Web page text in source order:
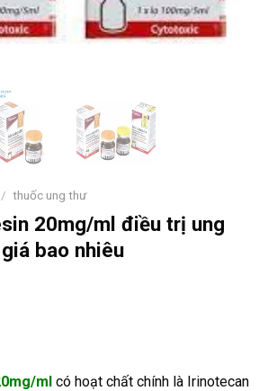
/ thuốc ung thư
20mg/ml điều trị ung
bao nhiêu
ml có hoạt chất chính là Irinotecan